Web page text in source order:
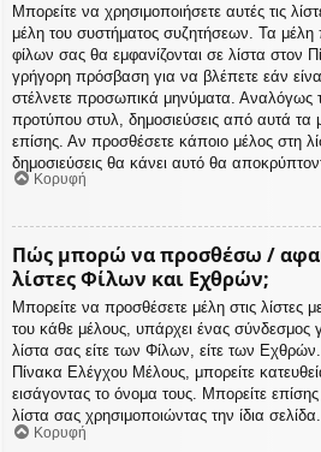
Μπορείτε να χρησιμοποιήσετε αυτές τις
μέλη του συστήματος συζητήσεων. Τα μέλη
φίλων σας θα εμφανίζονται σε λίστα στον
γρήγορη πρόσβαση για να βλέπετε εάν
στέλνετε προσωπικά μηνύματα. Αναλόγως
προτύπου στυλ, δημοσιεύσεις από αυτά τα
επίσης. Αν προσθέσετε κάποιο μέλος στη
δημοσιεύσεις θα κάνει αυτό θα
Κορυφή
Πώς μπορώ να προσθέσω /
λίστες Φίλων και Εχθρών;
Μπορείτε να προσθέσετε μέλη στις λίστες
του κάθε μέλους, υπάρχει ένας σύνδεσμος
λίστα σας είτε των Φίλων, είτε των
Πίνακα Ελέγχου Μέλους, μπορείτε
εισάγοντας το όνομα τους. Μπορείτε
λίστα σας χρησιμοποιώντας την ίδια σελίδα.
Κορυφή